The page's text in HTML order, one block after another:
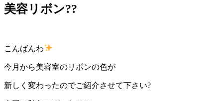
美容リボン??
こんばんわ
今月から美容室のリボンの色が
新しく変わったのでご紹介させて下さい?